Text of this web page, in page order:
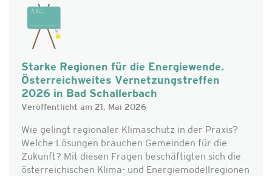
Starke Regionen für die Energiewende.
Österreichweites Vernetzungstreffen
2026 in Bad Schallerbach
Veröffentlicht am 21. Mai 2026
Wie gelingt regionaler Klimaschutz in der Praxis?
Welche Lösungen brauchen Gemeinden für die
Zukunft? Mit diesen Fragen beschäftigten sich die
österreichischen Klima- und Energiemodellregionen